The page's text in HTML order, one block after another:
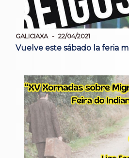
GALICIAXA 22/04/2021
Vuelve este sábado la feria